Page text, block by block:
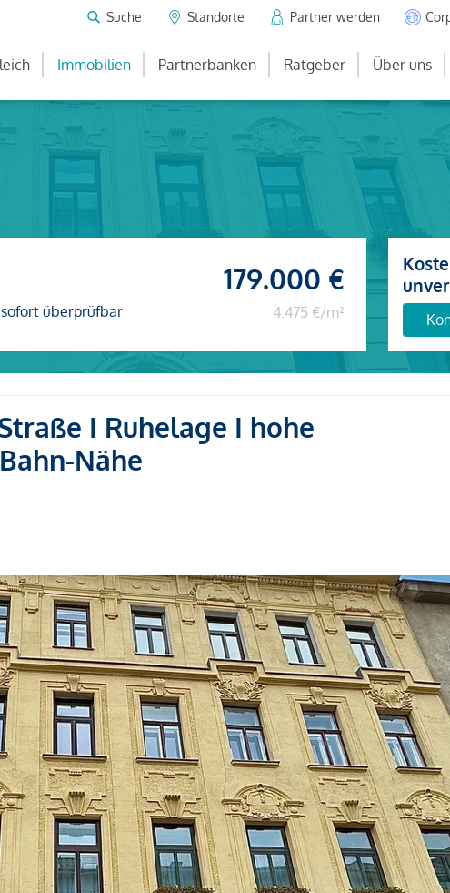
Suche Standorte Partner werden
Immobilien Partnerbanken Ratgeber Über uns
überprüfbar
179.000 €
4.475 €/m²
I Ruhelage I hohe
Nähe